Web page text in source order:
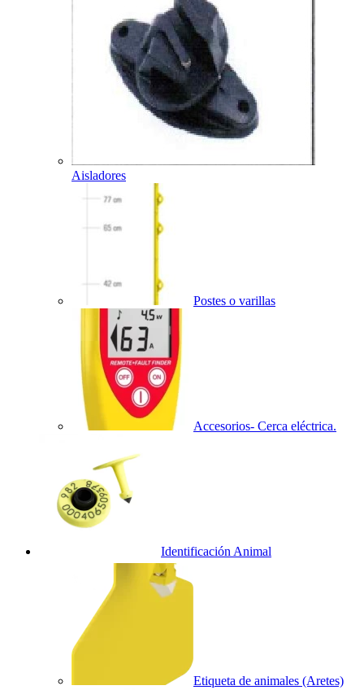
Aisladores
Postes o varillas
Accesorios- Cerca eléctrica.
Identificación Animal
Etiqueta de animales (Aretes)